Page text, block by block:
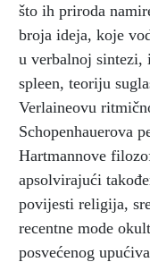
što ih priroda
broja ideja, koje
u verbalnoj
spleen, teoriju
Verlaineovu
Schopenhauerova
Hartmannove
apsolvirajući
povijesti religija,
recentne mode
posvećenog